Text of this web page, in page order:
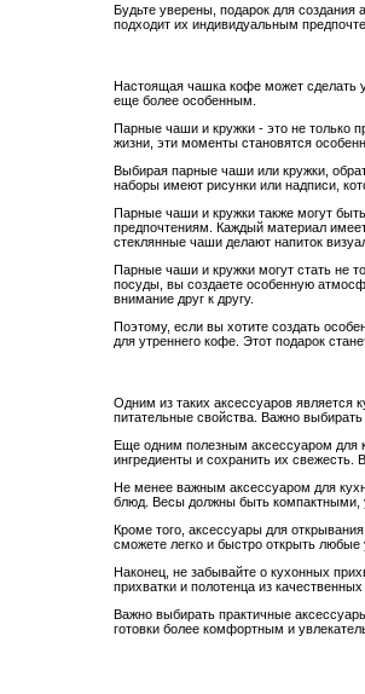
Будьте уверены, подарок для
подходит их индивидуальным
Настоящая чашка кофе может сделать
еще более особенным.
Парные чаши и кружки - это не только
жизни, эти моменты становятся
Выбирая парные чаши или кружки,
наборы имеют рисунки или надписи,
Парные чаши и кружки также могут
предпочтениям. Каждый материал
стеклянные чаши делают напиток
Парные чаши и кружки могут стать не
посуды, вы создаете особенную
внимание друг к другу.
Поэтому, если вы хотите создать
для утреннего кофе. Этот подарок
Одним из таких аксессуаров является
питательные свойства. Важно
Еще одним полезным аксессуаром для
ингредиенты и сохранить их свежесть.
Не менее важным аксессуаром для
блюд. Весы должны быть компактными,
Кроме того, аксессуары для
сможете легко и быстро открыть любые
Наконец, не забывайте о кухонных
прихватки и полотенца из
Важно выбирать практичные
готовки более комфортным и